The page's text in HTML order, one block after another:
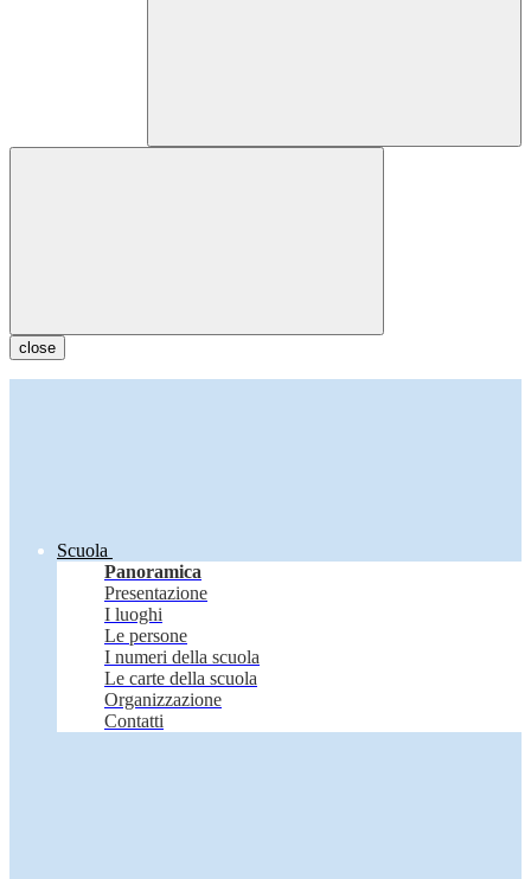
close
Scuola
Panoramica
Presentazione
I luoghi
Le persone
I numeri della scuola
Le carte della scuola
Organizzazione
Contatti